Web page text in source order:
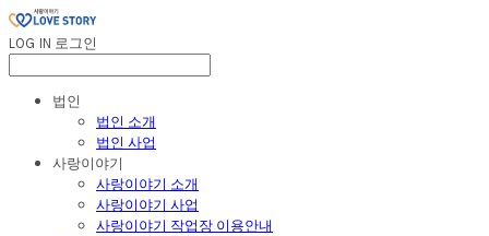
LOG IN 로그인
법인
법인 소개
법인 사업
사랑이야기
사랑이야기 소개
사랑이야기 사업
사랑이야기 작업장 이용안내